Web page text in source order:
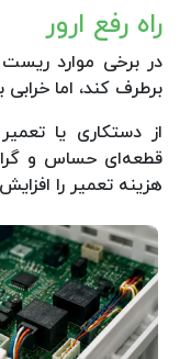
راه رفع ارور
در برخی موارد
برطرف کند، اما
از دستکاری یا
قطعه‌ای حساس و
هزینه تعمیر را